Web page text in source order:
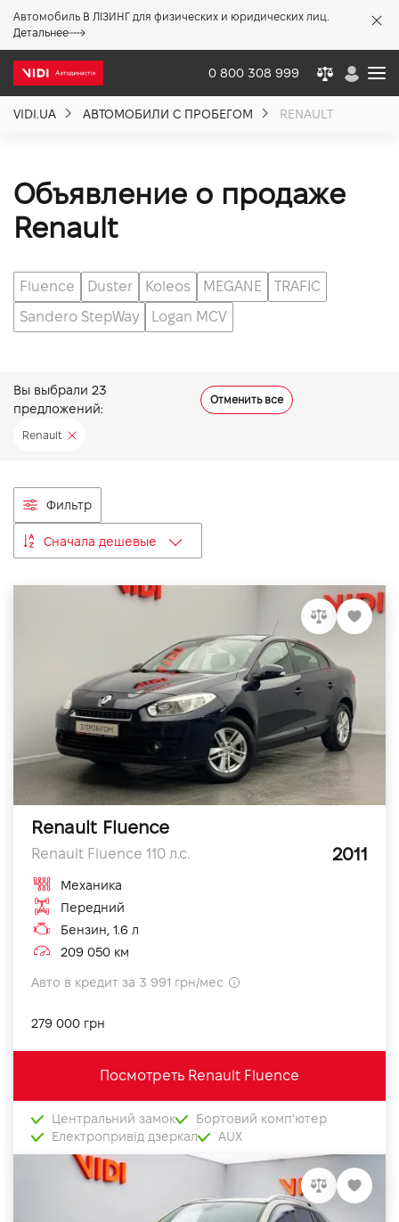
Автомобиль В ЛІЗИНГ для физических и юридических лиц.
Детальнее
0 800 308 999
VIDI.UA АВТОМОБИЛИ С ПРОБЕГОМ RENAULT
Объявление о продаже
Renault
Fluence Duster Koleos MEGANE
TRAFIC
Sandero StepWay
Logan MCV
Вы выбрали 23
предложений:
Отменить все
Renault
Фильтр
Сначала дешевые
Renault Fluence
Renault Fluence 110 л.с. 2011
Механика
Передний
Бензин, 1.6 л
209 050 км
Авто в кредит за 3 991 грн/мес
279 000 грн
Посмотреть Renault Fluence
Центральний замок
Бортовий комп'ютер
Електропривід дзеркал
AUX
Акции %
Новости
Политика качества
VIDI Карьера
акціями, послугами та новинками